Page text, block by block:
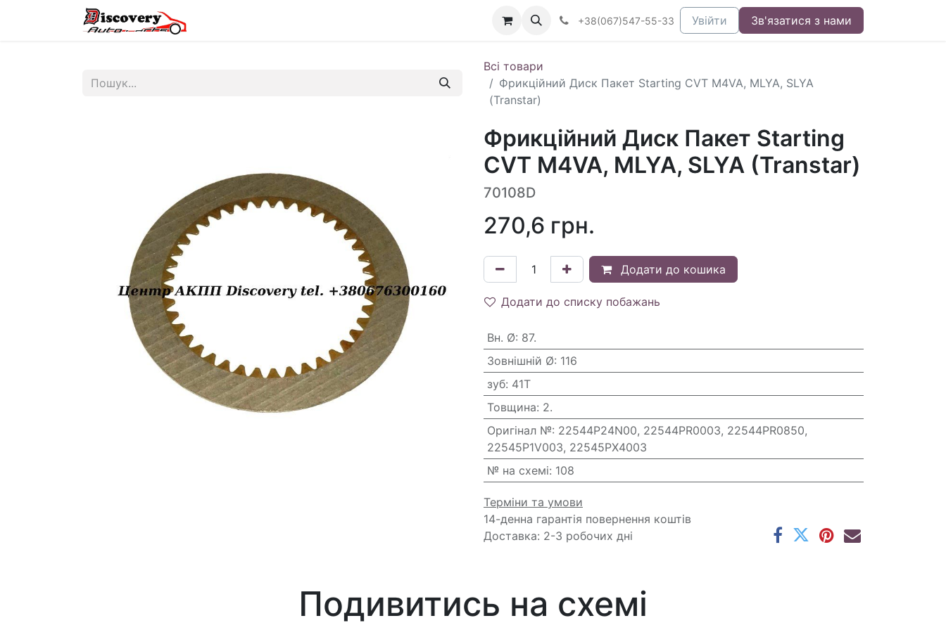
+38(067)547-55-33 Увійти Зв'язатися з нами
Всі товари
Фрикційний Диск Пакет Starting CVT M4VA, MLYA, SLYA
(Transtar)
Фрикційний Диск Пакет Starting
CVT M4VA, MLYA, SLYA (Transtar)
70108D
270,6 грн.
Додати до кошика
Додати до списку побажань
Вн. Ø: 87.
Зовнішній Ø: 116
зуб: 41T
Товщина: 2.
Оригінал №: 22544P24N00, 22544PR0003, 22544PR0850,
22545P1V003, 22545PX4003
№ на схемі: 108
Терміни та умови
14-денна гарантія повернення коштів
Доставка: 2-3 робочих дні
Подивитись на схемі